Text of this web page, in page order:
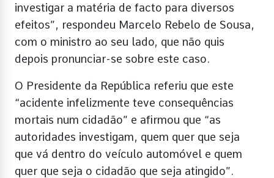
investigar a matéria de facto para diversos
efeitos”, respondeu Marcelo Rebelo de Sousa,
com o ministro ao seu lado, que não quis
depois pronunciar-se sobre este caso.
O Presidente da República referiu que este
“acidente infelizmente teve consequências
mortais num cidadão” e afirmou que “as
autoridades investigam, quem quer que seja
que vá dentro do veículo automóvel e quem
quer que seja o cidadão que seja atingido”.